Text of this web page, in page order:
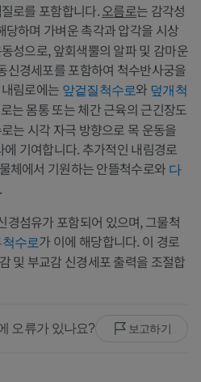
로를 포함합니다.오름로는 감각성
당하며 가벼운 촉각과 압각을 시상
성으로, 앞회색뿔의 알파 및 감마운
신경세포를 포함하여 척수반사궁을
림로에는 앞겉질척수로와 덮개척
는 몸통 또는 체간 근육의 근긴장도
는 시각 자극 방향으로 목 운동을
기여합니다. 추가적인 내림경로
체에서 기원하는 안뜰척수로와 다
경섬유가 포함되어 있으며, 그물척
수로가 이에 해당합니다. 이 경로
및 부교감 신경세포 출력을 조절합
오류가 있나요? 보고하기